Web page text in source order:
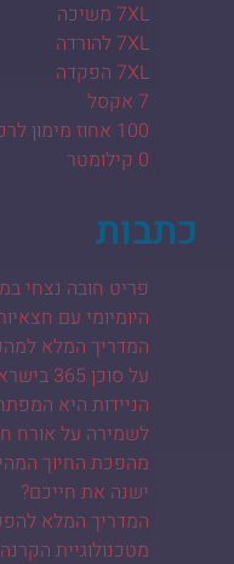
7XL משיכה
7XL להורדה
7XL הפקדה
7 אקסל
100 אחוז מימון לרכב
0 קילומטר
כתבות
פריט חובה נצחי
היומיומי עם
המדריך המלא
על סוכן 365 בישראל
הניידות היא
לשמירה על אורח
מהפכת החיוך
ישנה את חייכם?
המדריך המלא
מטכנולוגיית